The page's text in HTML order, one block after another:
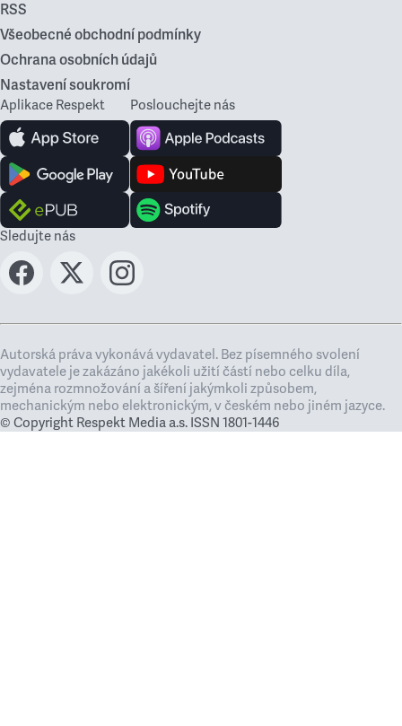
RSS
Všeobecné obchodní podmínky
Ochrana osobních údajů
Nastavení soukromí
Aplikace Respekt Poslouchejte nás
Sledujte nás
Autorská práva vykonává vydavatel. Bez písemného svolení
vydavatele je zakázáno jakékoli užití částí nebo celku díla,
zejména rozmnožování a šíření jakýmkoli způsobem,
mechanickým nebo elektronickým, v českém nebo jiném jazyce.
© Copyright Respekt Media a.s. ISSN 1801-1446